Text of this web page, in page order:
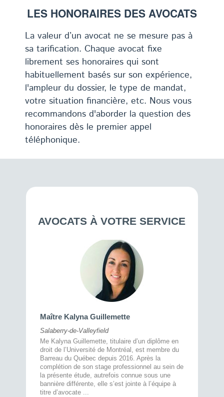
LES HONORAIRES DES AVOCATS
La valeur d’un avocat ne se mesure pas à
sa tarification. Chaque avocat fixe
librement ses honoraires qui sont
habituellement basés sur son expérience,
l'ampleur du dossier, le type de mandat,
votre situation financière, etc. Nous vous
recommandons d'aborder la question des
honoraires dès le premier appel
téléphonique.
AVOCATS À VOTRE SERVICE
Maître Kalyna Guillemette
Salaberry-de-Valleyfield
Me Kalyna Guillemette, titulaire d’un diplôme en
droit de l’Université de Montréal, est membre du
Barreau du Québec depuis 2016. Après la
complétion de son stage professionnel au sein de
la présente étude, autrefois connue sous une
bannière différente, elle s’est jointe à l’équipe à
titre d’avocate ...